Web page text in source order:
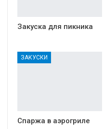
Закуска для пикника
ЗАКУСКИ
Спаржа в аэрогриле